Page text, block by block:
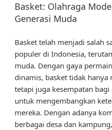
Basket: Olahraga
Generasi Muda
Basket telah menjadi salah
populer di Indonesia,
muda. Dengan gaya
dinamis, basket tidak hanya
tetapi juga kesempatan
untuk mengembangkan
mereka. Dengan adanya
berbagai desa dan